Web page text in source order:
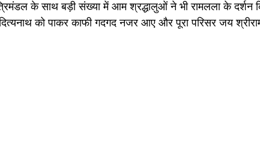
के साथ बड़ी संख्या में आम श्रद्धालुओं ने भी रामलला के दर्शन
को पाकर काफी गदगद नजर आए और पूरा परिसर जय